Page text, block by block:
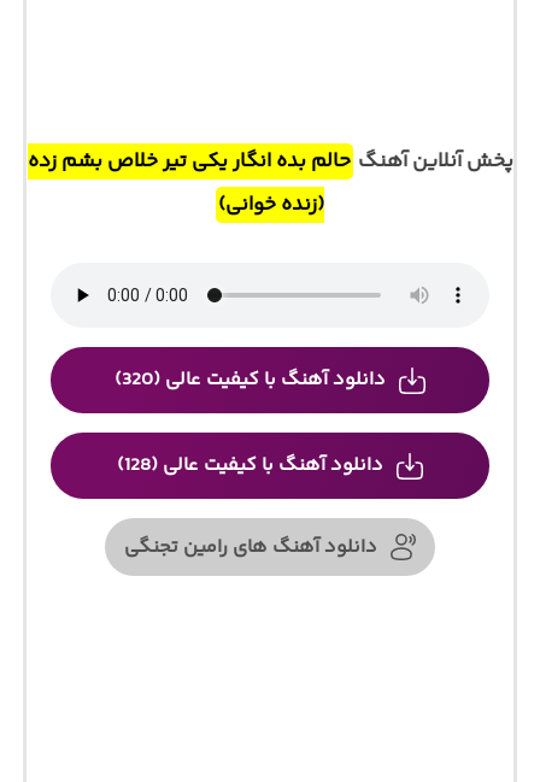
پخش آنلاین آهنگ حالم بده انگار یکی تیر خلاص بشم زده
(زنده خوانی)
دانلود آهنگ با کیفیت عالی (320)
دانلود آهنگ با کیفیت عالی (128)
دانلود آهنگ های رامین تجنگی